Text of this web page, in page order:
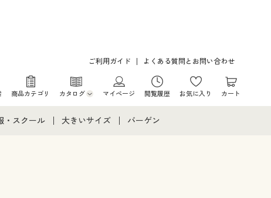
ご利用ガイド よくある質問とお問い合わせ
商品カテゴリ カタログ
カタログ・チラシからのご注文
マイページ 閲覧履歴 お気に入り カート
・スクール 大きいサイズ バーゲン